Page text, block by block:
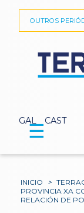
GAL CAST
OUTROS
☰
INICIO >
PROVINCIA XA
RELACIÓN DE